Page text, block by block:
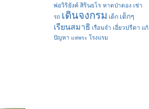
พ่อวิริยังค์ สิรินธโร หาดป่าตอง เช่า
รถ เดินจงกรม เด็ก เด็กๆ
เรียนสมาธิ เรือนจำ เอี่ยวปรีดา แก้
ปัญหา แห่พระ โรงแรม